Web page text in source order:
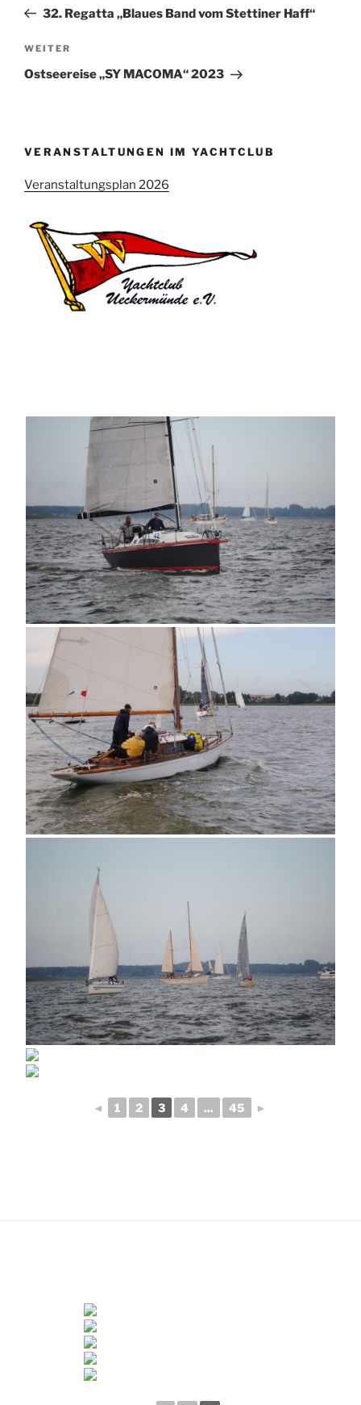
Beitrag
32. Regatta „Blaues Band vom Stettiner Haff“
Nächster
Beitrag
WEITER
Ostseereise „SY MACOMA“ 2023
VERANSTALTUNGEN IM YACHTCLUB
Veranstaltungsplan 2026
◄ 1 2 3 4 ... 45 ►